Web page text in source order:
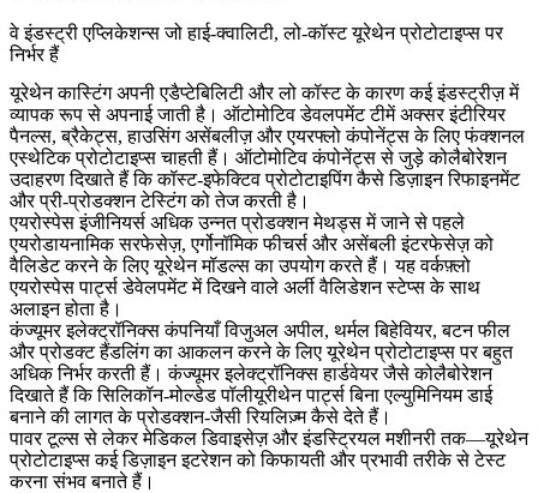
वे इंडस्ट्री एप्लिकेशन्स जो हाई-क्वालिटी, लो-कॉस्ट यूरेथेन प्रोटोटाइप्स पर
निर्भर हैं
यूरेथेन कास्टिंग अपनी एडैप्टेबिलिटी और लो कॉस्ट के कारण कई इंडस्ट्रीज़ में
व्यापक रूप से अपनाई जाती है। ऑटोमोटिव डेवलपमेंट टीमें अक्सर इंटीरियर
पैनल्स, ब्रैकेट्स, हाउसिंग असेंबलीज़ और एयरफ्लो कंपोनेंट्स के लिए फंक्शनल
एस्थेटिक प्रोटोटाइप्स चाहती हैं। ऑटोमोटिव कंपोनेंट्ससे जुड़े कोलैबोरेशन
उदाहरण दिखाते हैं कि कॉस्ट-इफेक्टिव प्रोटोटाइपिंग कैसे डिज़ाइन रिफाइनमेंट
और प्री-प्रोडक्शन टेस्टिंग को तेज करती है।
एयरोस्पेस इंजीनियर्स अधिक उन्नत प्रोडक्शन मेथड्स में जाने से पहले
एयरोडायनामिक सरफेसेज़, एर्गोनॉमिक फीचर्स और असेंबली इंटरफेसेज़ को
वैलिडेट करने के लिए यूरेथेन मॉडल्स का उपयोग करते हैं। यह वर्कफ़्लो
एयरोस्पेस पार्ट्स डेवेलपमेंटमें दिखने वाले अर्ली वैलिडेशन स्टेप्स के साथ
अलाइन होता है।
कंज्यूमर इलेक्ट्रॉनिक्स कंपनियाँ विजुअल अपील, थर्मल बिहेवियर, बटन फील
और प्रोडक्ट हैंडलिंग का आकलन करने के लिए यूरेथेन प्रोटोटाइप्स पर बहुत
अधिक निर्भर करती हैं।कंज्यूमर इलेक्ट्रॉनिक्स हार्डवेयरजैसे कोलैबोरेशन
दिखाते हैं कि सिलिकॉन-मोल्डेड पॉलीयूरीथेन पार्ट्स बिना एल्युमिनियम डाई
बनाने की लागत के प्रोडक्शन-जैसी रियलिज़्म कैसे देते हैं।
पावर टूल्स से लेकर मेडिकल डिवाइसेज़ और इंडस्ट्रियल मशीनरी तक—यूरेथेन
प्रोटोटाइप्स कई डिज़ाइन इटरेशन को किफायती और प्रभावी तरीके से टेस्ट
करना संभव बनाते हैं।